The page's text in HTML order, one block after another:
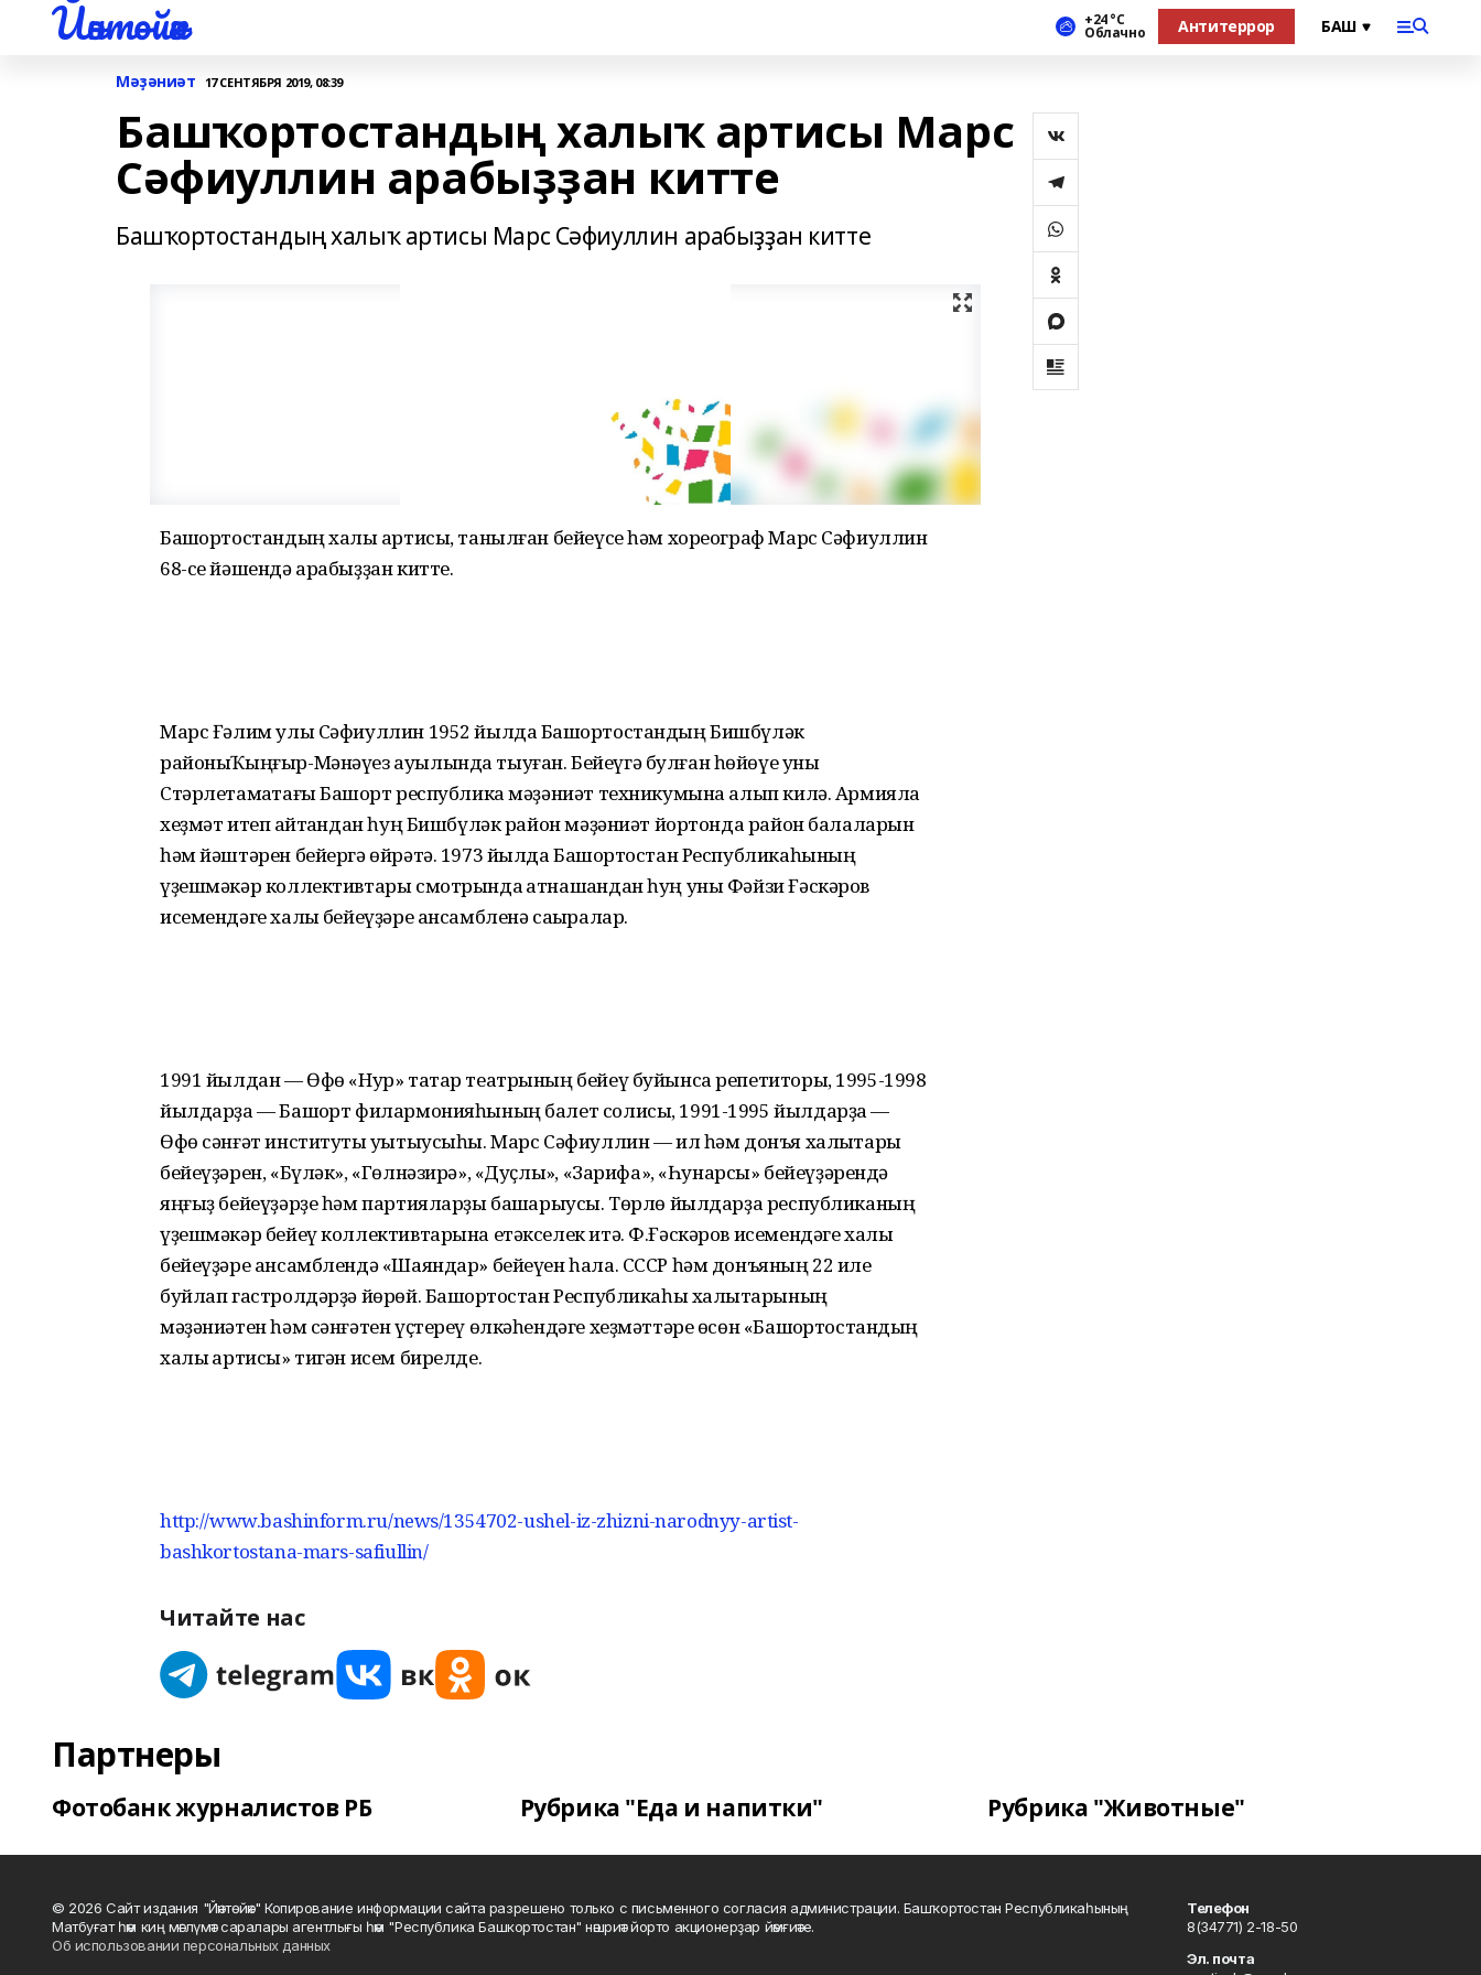
Йәнтөйәк +24 °С
Облачно Антитеррор
Мәҙәниәт 17 СЕНТЯБРЯ 2019, 08:39
Башҡортостандың халыҡ артисы Марс
Сәфиуллин арабыҙҙан китте
Башҡортостандың халыҡ артисы Марс Сәфиуллин арабыҙҙан китте
Башҡортостандың халыҡ артисы, танылған бейеүсе һәм хореограф Марс Сәфиуллин
68-се йәшендә арабыҙҙан китте.
Марс Ғәлим улы Сәфиуллин 1952 йылда Башҡортостандың Бишбүләк
районыҠыңғыр-Мәнәүез ауылында тыуған. Бейеүгә булған һөйөүе уны
Стәрлетамаҡтағы Башҡорт республика мәҙәниәт техникумына алып килә. Армияла
хеҙмәт итеп ҡайтҡандан һуң Бишбүләк район мәҙәниәт йортонда район балаларын
һәм йәштәрен бейергә өйрәтә. 1973 йылда Башҡортостан Республикаһының
үҙешмәкәр коллективтары смотрында ҡатнашҡандан һуң уны Фәйзи Ғәскәров
исемендәге халыҡ бейеүҙәре ансамбленә саҡыралар.
1991 йылдан — Өфө «Нур» татар театрының бейеү буйынса репетиторы, 1995-1998
йылдарҙа — Башҡорт филармонияһының балет солисы, 1991-1995 йылдарҙа —
Өфө сәнғәт институты уҡытыусыһы. Марс Сәфиуллин — ил һәм донъя халыҡтары
бейеүҙәрен, «Бүләк», «Гөлнәзирә», «Дуҫлыҡ», «Зарифа», «Һунарсы» бейеүҙәрендә
яңғыҙ бейеүҙәрҙе һәм партияларҙы башҡарыусы. Төрлө йылдарҙа республиканың
үҙешмәкәр бейеү коллективтарына етәкселек итә. Ф.Ғәскәров исемендәге халыҡ
бейеүҙәре ансамблендә «Шаяндар» бейеүен һала. СССР һәм донъяның 22 иле
буйлап гастролдәрҙә йөрөй. Башҡортостан Республикаһы халыҡтарының
мәҙәниәтен һәм сәнғәтен үҫтереү өлкәһендәге хеҙмәттәре өсөн «Башҡортостандың
халыҡ артисы» тигән исем бирелде.
http://www.bashinform.ru/news/1354702-ushel-iz-zhizni-narodnyy-artist-
bashkortostana-mars-safiullin/
Читайте нас
Партнеры
Фотобанк журналистов РБ Рубрика "Еда и напитки" Рубрика "Животные"
© 2026 Сайт издания "Йәнтөйәк" Копирование информации сайта разрешено только с письменного согласия администрации. Башҡортостан Республикаһының
Матбуғат һәм киң мәғлүмәт саралары агентлығы һәм "Республика Башкортостан" нәшриәт йорто акционерҙар йәмғиәте.
Об использовании персональных данных
Телефон
8(34771) 2-18-50
Эл. почта